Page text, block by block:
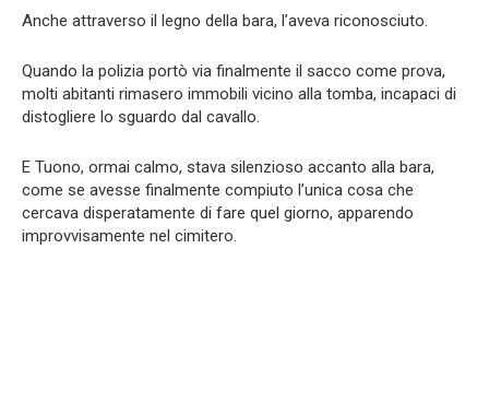
Anche attraverso il legno della bara, l’aveva riconosciuto.
Quando la polizia portò via finalmente il sacco come prova,
molti abitanti rimasero immobili vicino alla tomba, incapaci di
distogliere lo sguardo dal cavallo.
E Tuono, ormai calmo, stava silenzioso accanto alla bara,
come se avesse finalmente compiuto l’unica cosa che
cercava disperatamente di fare quel giorno, apparendo
improvvisamente nel cimitero.